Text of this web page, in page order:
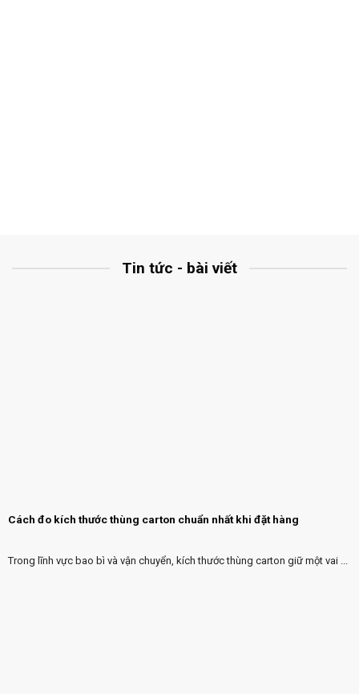
Tin tức - bài viết
Cách đo kích thước thùng carton chuẩn nhất khi đặt hàng
Trong lĩnh vực bao bì và vận chuyển, kích thước thùng carton giữ một vai ...